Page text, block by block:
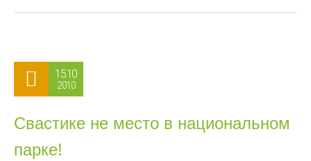
15.10
2010
Свастике не место в национальном
парке!